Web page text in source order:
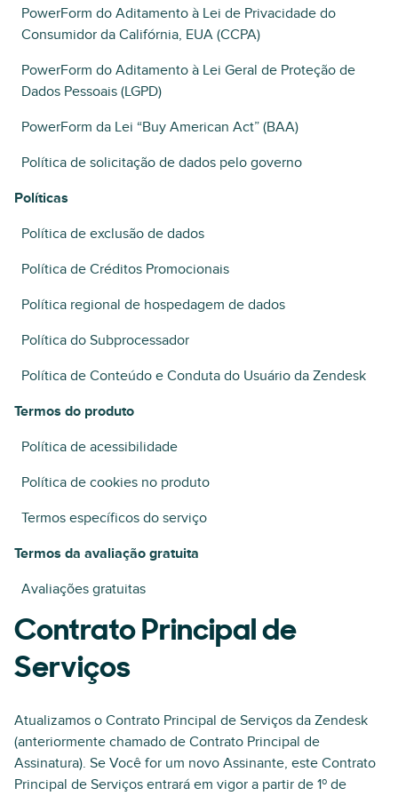
PowerForm do Aditamento à Lei de Privacidade do
Consumidor da Califórnia, EUA (CCPA)
PowerForm do Aditamento à Lei Geral de Proteção de
Dados Pessoais (LGPD)
PowerForm da Lei “Buy American Act” (BAA)
Política de solicitação de dados pelo governo
Políticas
Política de exclusão de dados
Política de Créditos Promocionais
Política regional de hospedagem de dados
Política do Subprocessador
Política de Conteúdo e Conduta do Usuário da Zendesk
Termos do produto
Política de acessibilidade
Política de cookies no produto
Termos específicos do serviço
Termos da avaliação gratuita
Avaliações gratuitas
Contrato Principal de
Serviços
Atualizamos o Contrato Principal de Serviços da Zendesk
(anteriormente chamado de Contrato Principal de
Assinatura). Se Você for um novo Assinante, este Contrato
Principal de Serviços entrará em vigor a partir de 1º de